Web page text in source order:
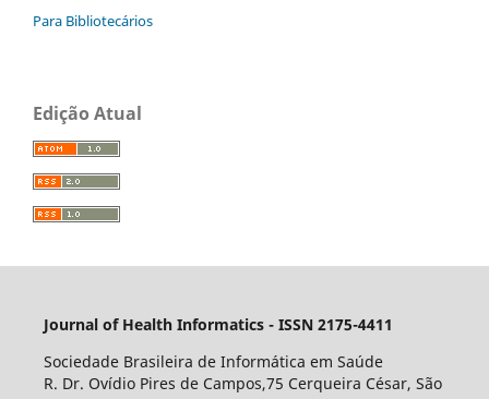
Para Bibliotecários
Edição Atual
Journal of Health Informatics - ISSN 2175-4411
Sociedade Brasileira de Informática em Saúde
R. Dr. Ovídio Pires de Campos,75 Cerqueira César, São